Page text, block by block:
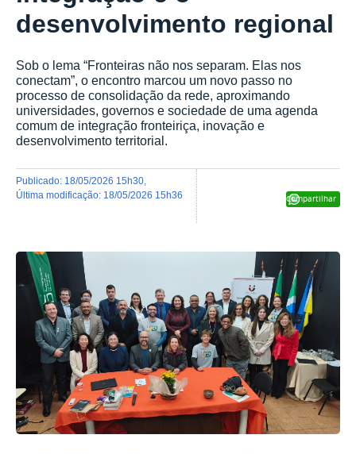
desenvolvimento regional
Sob o lema “Fronteiras não nos separam. Elas nos
conectam”, o encontro marcou um novo passo no
processo de consolidação da rede, aproximando
universidades, governos e sociedade de uma agenda
comum de integração fronteiriça, inovação e
desenvolvimento territorial.
Compartilhar
publicado: 18/05/2026 15h30
última modificação: 18/05/2026 15h36